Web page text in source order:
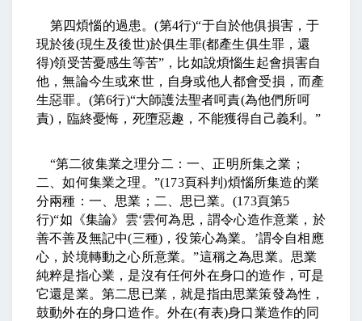
第四煩惱的過患。(第4行)“于自於他俱損害，于
現於後(現生及後世)於俱生罪(都產生俱生罪，還
得)領受苦憂感生等苦” ，比如說煩惱生起會損害自
他，無論今生或來世，自身或他人都會受損，而產
生惡罪。 (第6行)“大師護法聖者呵責(為他們所呵
責) ，臨終憂悔，死墮惡趣，不能獲得自己義利。”
“第二彼集業之理分二：一、正明所集之業；
二、如何集業之理。 ”(173頁科判)煩惱所集造的業
分兩種：一、思業；二、思已業。 (173頁第5
行)“如《集論》雲‘雲何為思，謂令心造作意業，於
善不善及無記中(三種) ，役策心為業。 ’謂令自相應
心，於境轉動之心所意業。”這稱之為思業。思業
純粹是指心業，是沒有任何外在身口的造作，可是
它還是業。第二思已業，就是指由思業策發為性，
鼓動外在的身口造作。外在(有表)身口業造作的同